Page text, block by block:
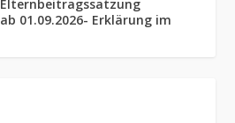
01.09.2026- Erklärung im